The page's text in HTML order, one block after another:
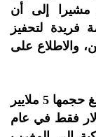
مشيرا إلى أن
فريدة لتحفيز
والاطلاع على
وعرفت التجارة الثنائية نموا ملحوظا، إذ بلغ حجمها 5 ملايير
بـ925 مليون دولار فقط في عام